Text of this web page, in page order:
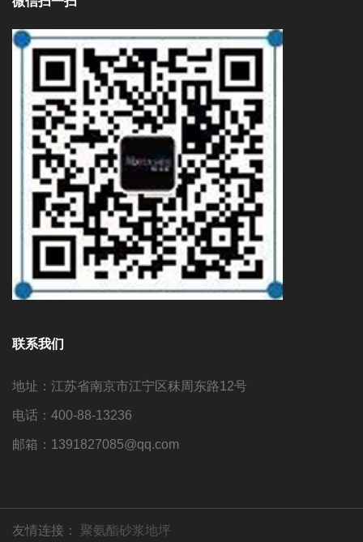
联系我们
地址：江苏省南京市江宁区秣周东路12号
电话：400-88-13236
邮箱：1391827085@qq.com
友情连接： 聚氨酯砂浆地坪